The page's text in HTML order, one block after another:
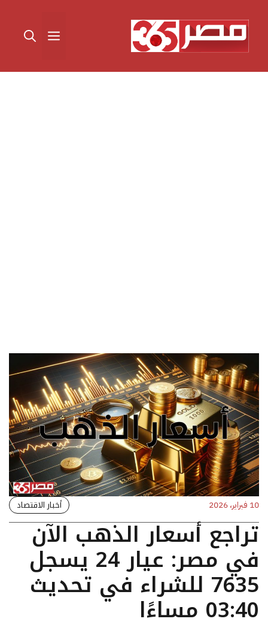
المحتوى القائمة
10 فبراير، 2026 أخبار الاقتصاد
تراجع أسعار الذهب الآن
في مصر: عيار 24 يسجل
7635 للشراء في تحديث
03:40 مساءًا